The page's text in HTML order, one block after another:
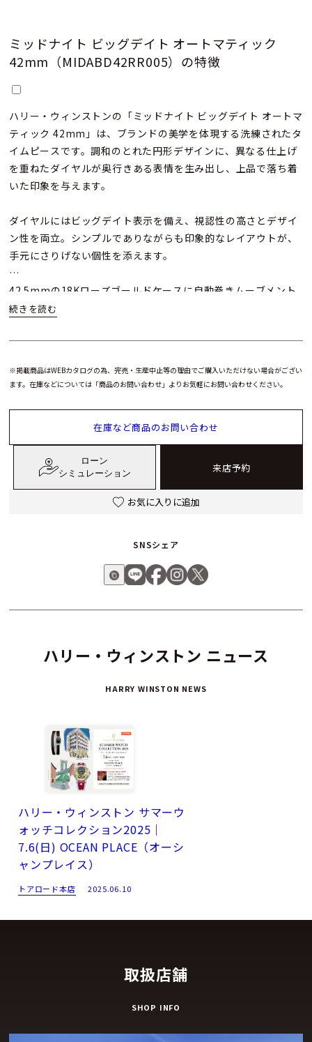
ミッドナイト ビッグデイト オートマティック
42mm（MIDABD42RR005）の特徴
ハリー・ウィンストンの「ミッドナイト ビッグデイト オートマ
ティック 42mm」は、ブランドの美学を体現する洗練されたタ
イムピースです。調和のとれた円形デザインに、異なる仕上げ
を重ねたダイヤルが奥行きある表情を生み出し、上品で落ち着
いた印象を与えます。
ダイヤルにはビッグデイト表示を備え、視認性の高さとデザイ
ン性を両立。シンプルでありながらも印象的なレイアウトが、
手元にさりげない個性を添えます。
42.5mmの18Kローズゴールドケースに自動巻きムーブメント
を搭載し、ブラウンのアリゲーターストラップが全体を引き締
作は、初めての一本としても、コレクションとしてもおすすめ
ハリー・ウィンストン ニュース
HARRY WINSTON NEWS
ハリー・ウィンストン サマーウ
ォッチコレクション2025｜
7.6(日) OCEAN PLACE（オーシ
ャンプレイス）
トアロード本店 2025.06.10
※掲載商品はWEBカタログの為、完売・生産中止等の理由でご購入いただけない場合がござい
ます。在庫などについては「商品のお問い合わせ」よりお気軽にお問い合わせください。
在庫など商品のお問い合わせ
ローン
シミュレーション
来店予約
お気に入りに追加
SNSシェア
取扱店舗
SHOP INFO